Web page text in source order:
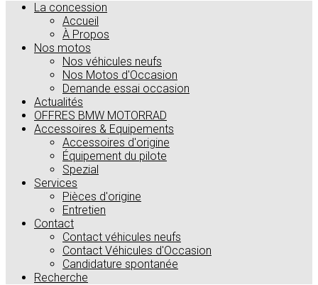
La concession
Accueil
À Propos
Nos motos
Nos véhicules neufs
Nos Motos d'Occasion
Demande essai occasion
Actualités
OFFRES BMW MOTORRAD
Accessoires & Equipements
Accessoires d'origine
Équipement du pilote
Spezial
Services
Pièces d'origine
Entretien
Contact
Contact véhicules neufs
Contact Véhicules d'Occasion
Candidature spontanée
Recherche